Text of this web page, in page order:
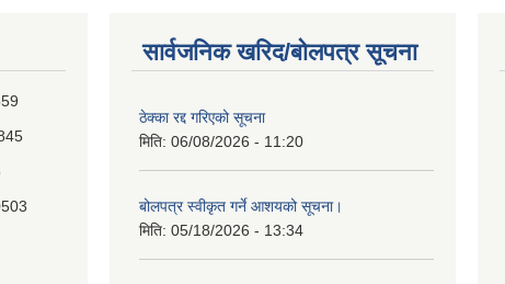
सार्वजनिक खरिद/बोलपत्र सूचना
ठेक्का रद्द गरिएको सूचना
मिति: 06/08/2026 - 11:20
बोलपत्र स्वीकृत गर्ने आशयको सूचना।
मिति: 05/18/2026 - 13:34